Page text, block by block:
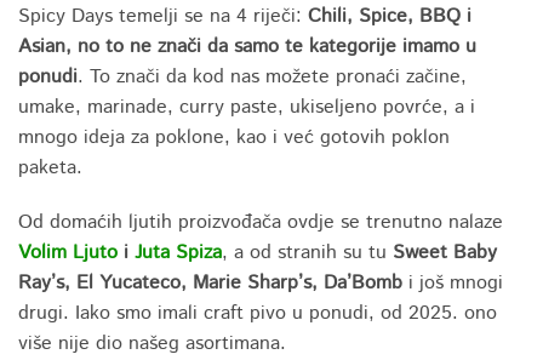
Spicy Days temelji se na 4 riječi: Chili, Spice, BBQ i
Asian, no to ne znači da samo te kategorije imamo u
ponudi. To znači da kod nas možete pronaći začine,
umake, marinade, curry paste, ukiseljeno povrće, a i
mnogo ideja za poklone, kao i već gotovih poklon
paketa.
Od domaćih ljutih proizvođača ovdje se trenutno nalaze
Volim Ljuto i Juta Spiza, a od stranih su tu Sweet Baby
Ray’s, El Yucateco, Marie Sharp’s, Da’Bomb i još mnogi
drugi. Iako smo imali craft pivo u ponudi, od 2025. ono
više nije dio našeg asortimana.